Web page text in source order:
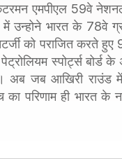
एमपीएल 59वे
उन्होने भारत के 78वे
को पराजित करते
स्पोर्ट्स बोर्ड
जब आखिरी राउंड
परिणाम ही भारत के